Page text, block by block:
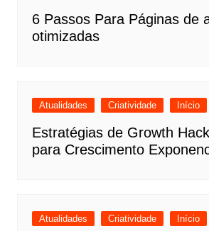
6 Passos Para Páginas de
otimizadas
Atualidades Criatividade Início
Estratégias de Growth
para Crescimento
Atualidades Criatividade Início